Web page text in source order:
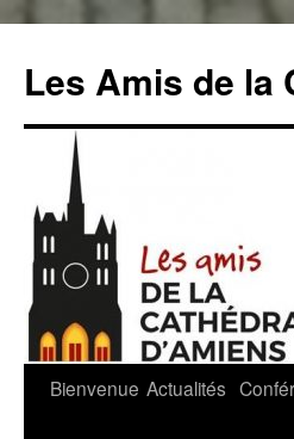
contenu
Les Amis de la
Bienvenue Actualités